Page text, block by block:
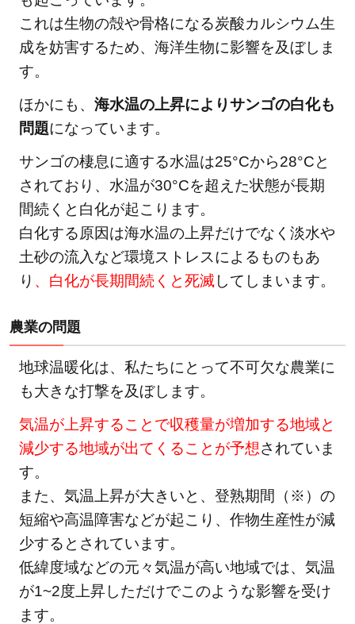
これは生物の殻や骨格になる炭酸カルシウム生
成を妨害するため、海洋生物に影響を及ぼしま
す。
ほかにも、 海水温の上昇によりサンゴの白化も
問題になっています。
サンゴの棲息に適する水温は25°Cから28°Cと
されており、水温が30°Cを超えた状態が長期
間続くと白化が起こります。
白化する原因は海水温の上昇だけでなく淡水や
土砂の流入など環境ストレスによるものもあ
り 、白化が長期間続くと死滅してしまいます。
農業の問題
地球温暖化は、私たちにとって不可欠な農業に
も大きな打撃を及ぼします。
気温が上昇することで収穫量が増加する地域と
減少する地域が出てくることが予想されていま
す。
また、気温上昇が大きいと、登熟期間（※）の
短縮や高温障害などが起こり、作物生産性が減
少するとされています。
低緯度域などの元々気温が高い地域では、気温
が1~2度上昇しただけでこのような影響を受け
ます。